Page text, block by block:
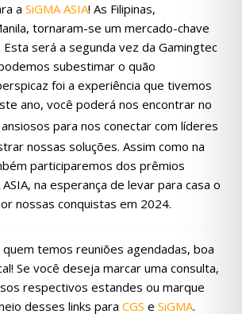
a SiGMA ASIA! As Filipinas,
tornaram-se um mercado-chave
Esta será a segunda vez da Gamingtec
subestimar o quão
foi a experiência que tivemos
ano, você poderá nos encontrar no
ansiosos para nos conectar com líderes
nossas soluções. Assim como na
participaremos dos prêmios
ASIA, na esperança de levar para casa o
nossas conquistas em 2024.
quem temos reuniões agendadas, boa
Se você deseja marcar uma consulta,
respectivos estandes ou marque
desses links para CGS e SiGMA.